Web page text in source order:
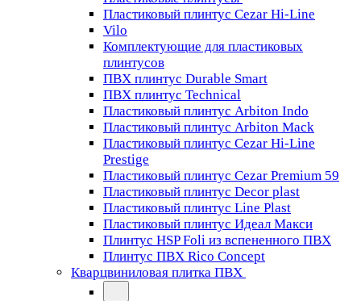
Пластиковый плинтус Cezar Hi-Line
Vilo
Комплектующие для пластиковых
плинтусов
ПВХ плинтус Durable Smart
ПВХ плинтус Technical
Пластиковый плинтус Arbiton Indo
Пластиковый плинтус Arbiton Mack
Пластиковый плинтус Cezar Hi-Line
Prestige
Пластиковый плинтус Cezar Premium 59
Пластиковый плинтус Decor plast
Пластиковый плинтус Line Plast
Пластиковый плинтус Идеал Макси
Плинтус HSP Foli из вспененного ПВХ
Плинтус ПВХ Rico Concept
Кварцвиниловая плитка ПВХ